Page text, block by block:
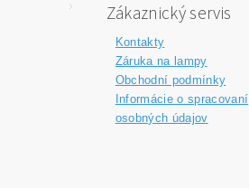
Zákaznický servis
Kontakty
Záruka na lampy
Obchodní podmínky
Informácie o spracovaní
osobných údajov